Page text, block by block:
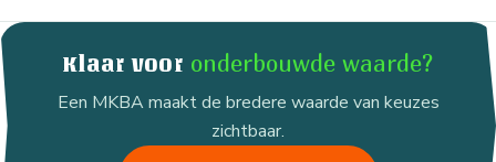
Klaar voor onderbouwde waarde?
Een MKBA maakt de bredere waarde van keuzes
zichtbaar.